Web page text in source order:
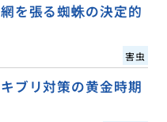
を張る蜘蛛の決定的
害虫
ブリ対策の黄金時期